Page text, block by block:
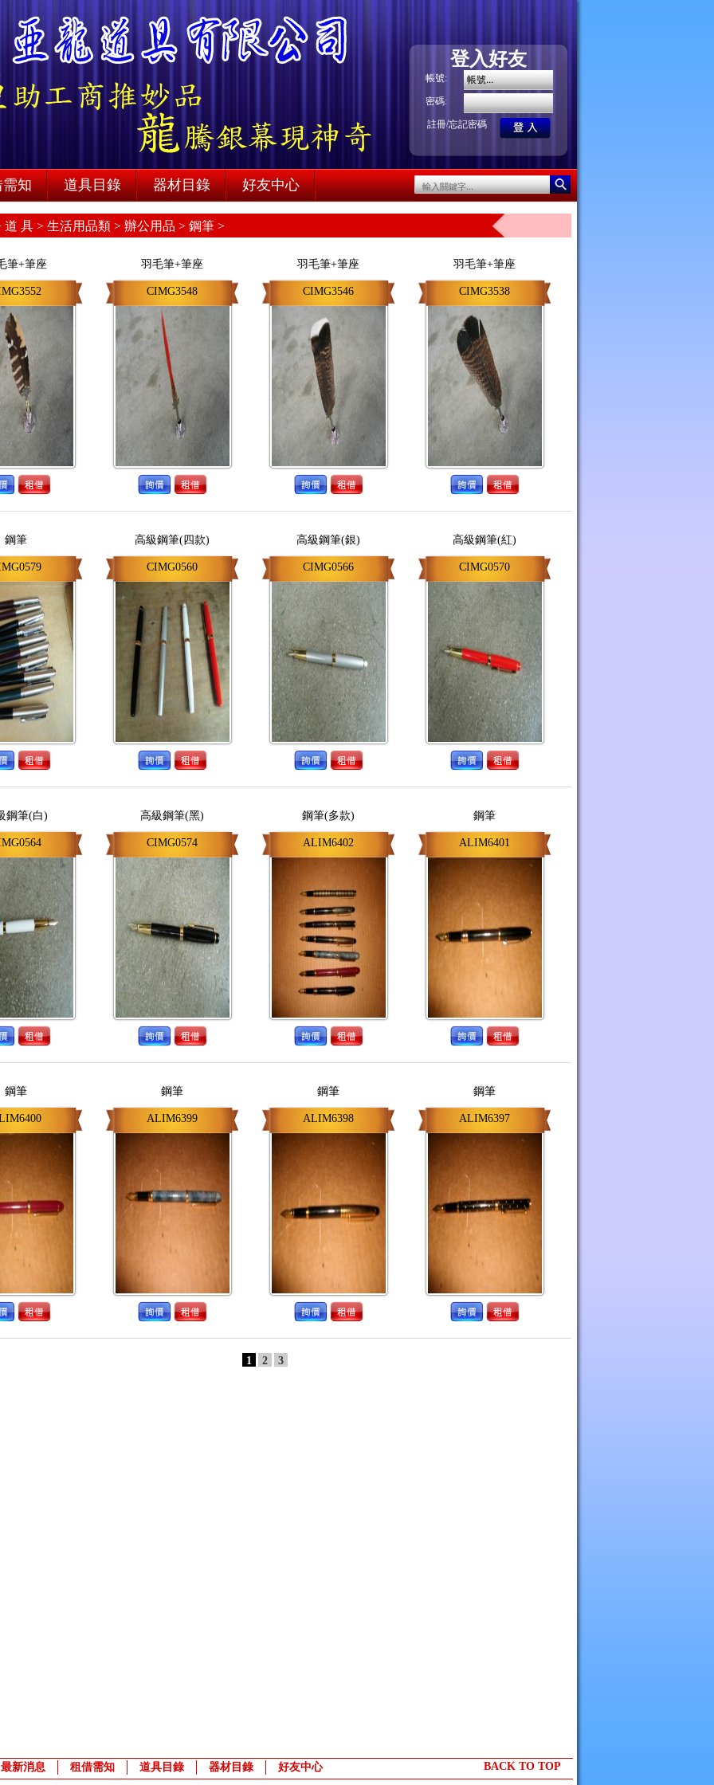
登入好友
帳號:
密碼:
註冊/忘記密碼
需知 道具目錄 器材目錄 好友中心
道 具 > 生活用品類 > 辦公用品 > 鋼筆 >
筆+筆座 羽毛筆+筆座
CIMG3548
羽毛筆+筆座
CIMG3546
羽毛筆+筆座
CIMG3538
鋼筆 高級鋼筆(四款)
CIMG0560
高級鋼筆(銀)
CIMG0566
高級鋼筆(紅)
CIMG0570
鋼筆(白) 高級鋼筆(黑)
CIMG0574
鋼筆(多款)
ALIM6402
鋼筆
ALIM6401
鋼筆 鋼筆
ALIM6399
鋼筆
ALIM6398
鋼筆
ALIM6397
1 2 3
最新消息 租借需知 道具目錄 器材目錄 好友中心 BACK TO TOP